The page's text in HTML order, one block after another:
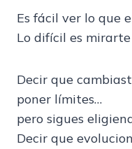
Es fácil ver lo que
Lo difícil es
Decir que
poner límites…
pero sigues
Decir que